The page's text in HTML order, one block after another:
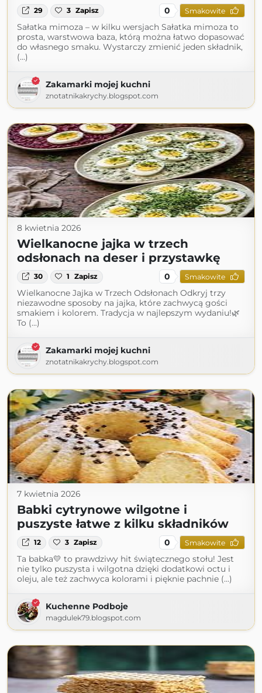
29 3 Zapisz 0 Smakowite
Sałatka mimoza – w kilku wersjach Sałatka mimoza to
prosta, warstwowa baza, którą można łatwo dopasować
do własnego smaku. Wystarczy zmienić jeden składnik,
(...)
Zakamarki mojej kuchni
znotatnikakrychy.blogspot.com
8 kwietnia 2026
Wielkanocne jajka w trzech
odsłonach na deser i przystawkę
30 1 Zapisz 0 Smakowite
Wielkanocne Jajka w Trzech Odsłonach Odkryj trzy
niezawodne sposoby na jajka, które zachwycą gości
smakiem i kolorem. Tradycja w najlepszym wydaniu!🌿
To (...)
Zakamarki mojej kuchni
znotatnikakrychy.blogspot.com
7 kwietnia 2026
Babki cytrynowe wilgotne i
puszyste łatwe z kilku składników
12 3 Zapisz 0 Smakowite
Ta babka💛 to prawdziwy hit świątecznego stołu! Jest
nie tylko puszysta i wilgotna dzięki dodatkowi octu i
oleju, ale też zachwyca kolorami i pięknie pachnie (...)
Kuchenne Podboje
magdulek79.blogspot.com